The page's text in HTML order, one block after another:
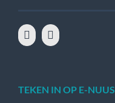
TEKEN IN OP E-NUUS